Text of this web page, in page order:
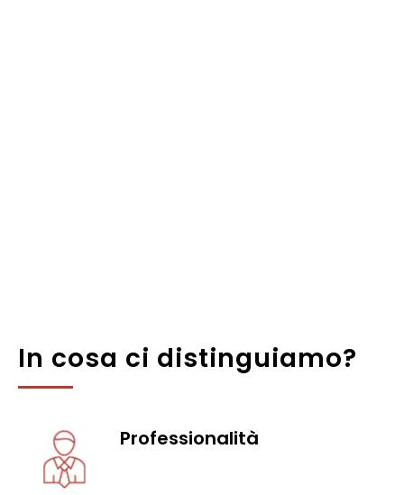
In cosa ci distinguiamo?
Professionalità